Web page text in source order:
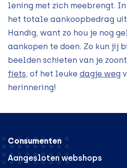
lening met zich meebrengt.
het totale aankoopbedrag
Handig, want zo hou je nog
aankopen te doen. Zo kun jij
beelden schieten van je
fiets , of het leuke dagje weg
herinnering!
Consumenten
Aangesloten webshops